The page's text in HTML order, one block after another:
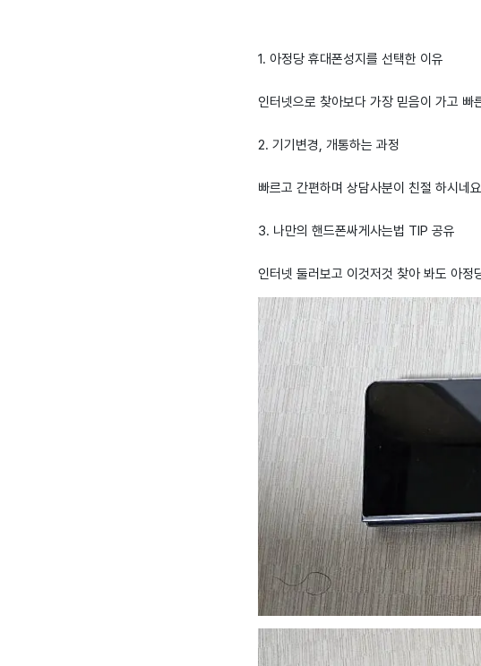
1. 아정당 휴대폰성지를 선택한 이유
인터넷으로 찾아보다 가장 믿음이 가고 빠
2. 기기변경, 개통하는 과정
빠르고 간편하며 상담사분이 친절 하시네요
3. 나만의 핸드폰싸게사는법 TIP 공유
인터넷 둘러보고 이것저것 찾아 봐도 아